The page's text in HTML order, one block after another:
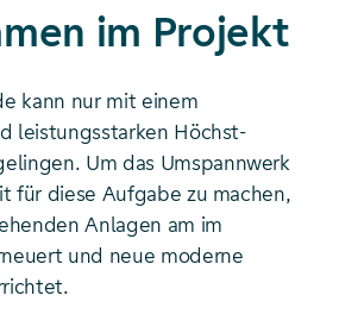
im Projekt
kann nur mit einem
leistungsstarken Höchst­
Um das Umspannwerk
für diese Aufgabe zu machen,
Anlagen am im
und neue moderne